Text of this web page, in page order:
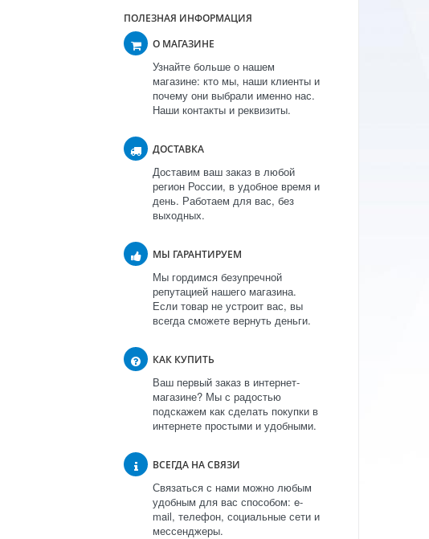
ПОЛЕЗНАЯ ИНФОРМАЦИЯ
О МАГАЗИНЕ
Узнайте больше о нашем
магазине: кто мы, наши клиенты и
почему они выбрали именно нас.
Наши контакты и реквизиты.
ДОСТАВКА
Доставим ваш заказ в любой
регион России, в удобное время и
день. Работаем для вас, без
выходных.
МЫ ГАРАНТИРУЕМ
Мы гордимся безупречной
репутацией нашего магазина.
Если товар не устроит вас, вы
всегда сможете вернуть деньги.
КАК КУПИТЬ
Ваш первый заказ в интернет-
магазине? Мы с радостью
подскажем как сделать покупки в
интернете простыми и удобными.
ВСЕГДА НА СВЯЗИ
Связаться с нами можно любым
удобным для вас способом: e-
mail, телефон, социальные сети и
мессенджеры.